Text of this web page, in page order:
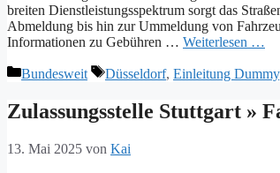
breiten Dienstleistungsspektrum sorgt das
Abmeldung bis hin zur Ummeldung von
Informationen zu Gebühren … Weiterlesen …
Kategorien
Bundesweit Schlagwörter
Düsseldorf, Einleitung Dummy
Zulassungsstelle Stuttgart »
13. Mai 2025 von Kai